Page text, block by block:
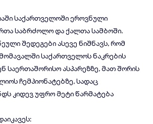
საქართველოში ეროვნული
საბრძოლო და ქალთა სამბოში.
შედეგები ასევე ნიშნავს, რომ
საქართველოს ნაკრების
საერთაშორისო ასპარეზზე, მათ შორის
ჩემპიონატებზე, სადაც
კიდევ უფრო მეტი წარმატება